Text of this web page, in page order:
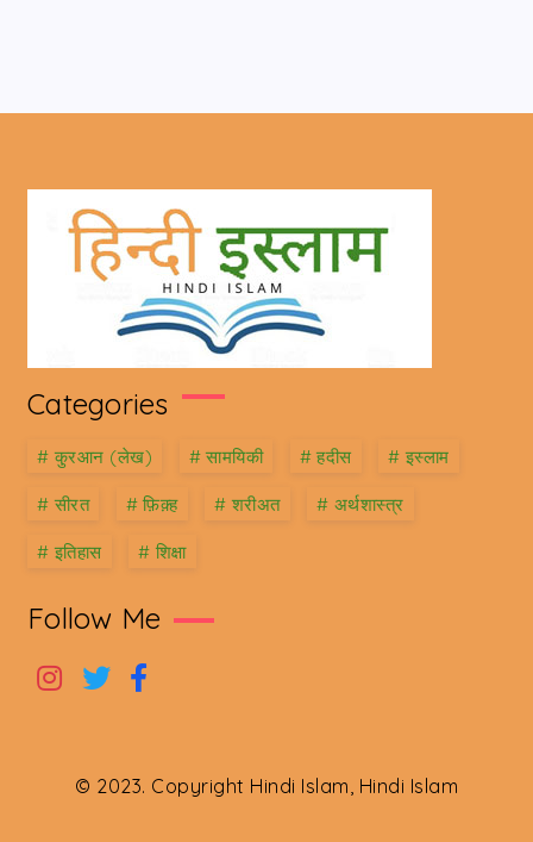
Categories
# कु़रआन (लेख) # सामयिकी # हदीस # इस्लाम
# सीरत # फ़िक़्ह # शरीअत # अर्थशास्त्र
# इतिहास # शिक्षा
Follow Me
© 2023. Copyright Hindi Islam, Hindi Islam